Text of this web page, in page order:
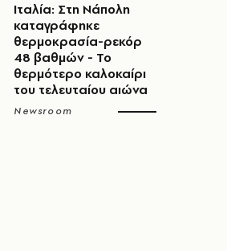
Ιταλία: Στη Νάπολη
καταγράφηκε
θερμοκρασία-ρεκόρ
48 βαθμών - To
θερμότερο καλοκαίρι
του τελευταίου αιώνα
Newsroom